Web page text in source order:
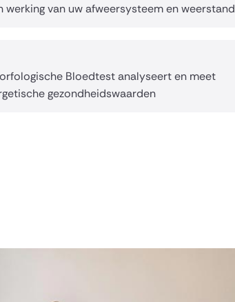
werking van uw afweersysteem en weerstand
Bloedtest analyseert en meet
gezondheidswaarden